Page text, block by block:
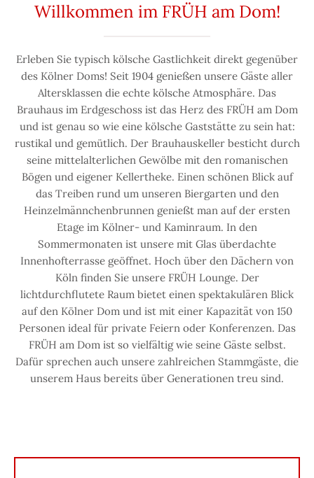
Willkommen im FRÜH am Dom!
Erleben Sie typisch kölsche Gastlichkeit direkt gegenüber
des Kölner Doms! Seit 1904 genießen unsere Gäste aller
Altersklassen die echte kölsche Atmosphäre. Das
Brauhaus im Erdgeschoss ist das Herz des FRÜH am Dom
und ist genau so wie eine kölsche Gaststätte zu sein hat:
rustikal und gemütlich. Der Brauhauskeller besticht durch
seine mittelalterlichen Gewölbe mit den romanischen
Bögen und eigener Kellertheke. Einen schönen Blick auf
das Treiben rund um unseren Biergarten und den
Heinzelmännchenbrunnen genießt man auf der ersten
Etage im Kölner- und Kaminraum. In den
Sommermonaten ist unsere mit Glas überdachte
Innenhofterrasse geöffnet. Hoch über den Dächern von
Köln finden Sie unsere FRÜH Lounge. Der
lichtdurchflutete Raum bietet einen spektakulären Blick
auf den Kölner Dom und ist mit einer Kapazität von 150
Personen ideal für private Feiern oder Konferenzen. Das
FRÜH am Dom ist so vielfältig wie seine Gäste selbst.
Dafür sprechen auch unsere zahlreichen Stammgäste, die
unserem Haus bereits über Generationen treu sind.